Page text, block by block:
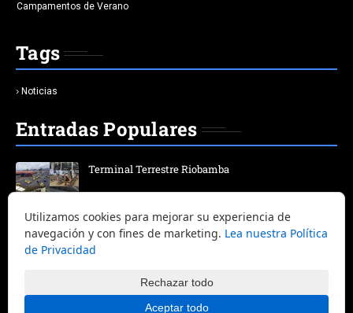
Campamentos de Verano
Tags
Noticias
Entradas Populares
Terminal Terrestre Riobamba
Terminal Terrestre Quitumbe | Horario | salida | bus |
destino | Ciudad
Utilizamos cookies para mejorar su experiencia de
navegación y con fines de marketing. Lea nuestra Política
de Privacidad
Rechazar todo
Aceptar todo